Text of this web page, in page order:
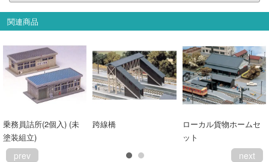
関連商品
乗務員詰所(2個入) (未
塗装組立)
跨線橋
ローカル貨物ホームセ
ット
prev next